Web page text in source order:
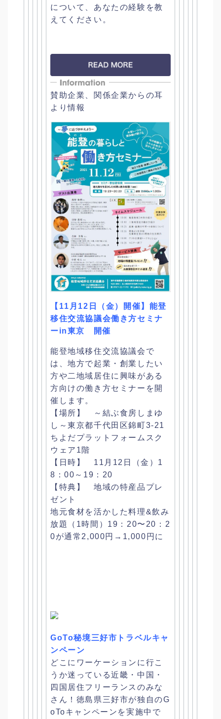
について、 あなたの経験を教
えてください。
賛助企業、関係企業からの耳
より情報
【11月12日（金）開催】 能登
移住交流協議会働き方セミナ
ーin東京 開催
能登地域移住交流協議会で
は、地方で起業・ 創業したい
方や二地域居住に興味がある
方向けの働き方セミナーを 開
催します。
【場所】 ～結ぶ食房しまゆ
し～東京都千代田区錦町3-21
ちよだプラットフォームスク
ウェア1階
【日時】 11月12日（金）1
8：00～19：20
【特典】 地域の特産品プレ
ゼント
地元食材を活かした料理&飲み
放題（1時間）19：20〜20： 2
0が通常2,000円→1,000円に
GoTo秘境三好市トラベルキャ
ンペーン
どこにワーケーションに行こ
うか迷っている近畿・中国・
四国居住フリーランスのみな
さん！ 徳島県三好市が独自のG
oToキャンペーンを実施中で